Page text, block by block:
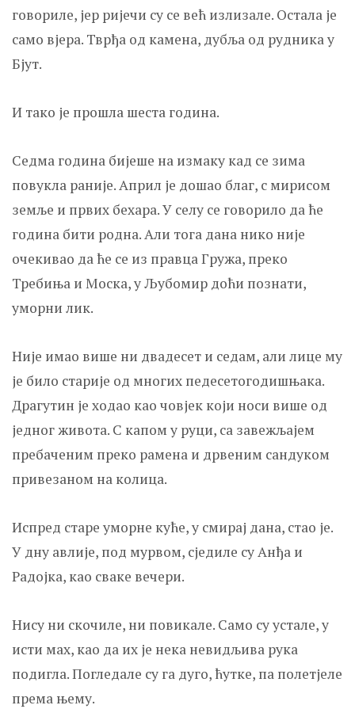
говориле, јер ријечи су се већ излизале. Остала је
само вјера. Тврђа од камена, дубља од рудника у
Бјут.
И тако је прошла шеста година.
Седма година бијеше на измаку кад се зима
повукла раније. Април је дошао благ, с мирисом
земље и првих бехара. У селу се говорило да ће
година бити родна. Али тога дана нико није
очекивао да ће се из правца Гружа, преко
Требиња и Моска, у Љубомир доћи познати,
уморни лик.
Није имао више ни двадесет и седам, али лице му
је било старије од многих педесетогодишњака.
Драгутин је ходао као човјек који носи више од
једног живота. С капом у руци, са завежљајем
пребаченим преко рамена и дрвеним сандуком
привезаном на колица.
Испред старе уморне куће, у смирај дана, стао је.
У дну авлије, под мурвом, сједиле су Анђа и
Радојка, као сваке вечери.
Нису ни скочиле, ни повикале. Само су устале, у
исти мах, као да их је нека невидљива рука
подигла. Погледале су га дуго, ћутке, па полетјеле
према њему.